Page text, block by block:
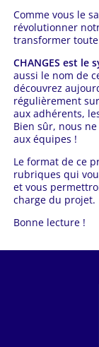
Comme vous le
révolutionner
transformer toute
CHANGES est le
aussi le nom de
découvrez
régulièrement
aux adhérents,
Bien sûr, nous
aux équipes !
Le format de ce
rubriques qui
et vous
charge du projet.
Bonne lecture !